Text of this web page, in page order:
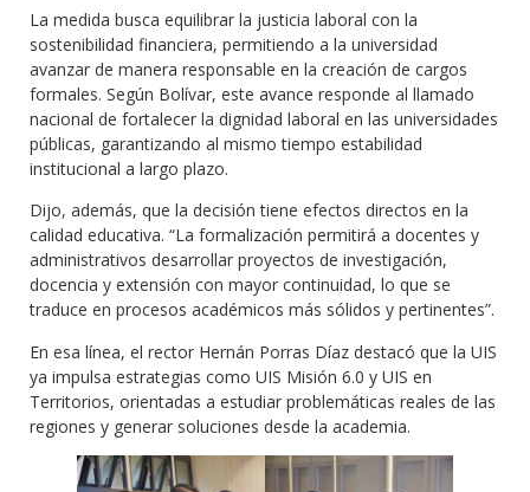
La medida busca equilibrar la justicia laboral con la
sostenibilidad financiera, permitiendo a la universidad
avanzar de manera responsable en la creación de cargos
formales. Según Bolívar, este avance responde al llamado
nacional de fortalecer la dignidad laboral en las universidades
públicas, garantizando al mismo tiempo estabilidad
institucional a largo plazo.
Dijo, además, que la decisión tiene efectos directos en la
calidad educativa. “La formalización permitirá a docentes y
administrativos desarrollar proyectos de investigación,
docencia y extensión con mayor continuidad, lo que se
traduce en procesos académicos más sólidos y pertinentes”.
En esa línea, el rector Hernán Porras Díaz destacó que la UIS
ya impulsa estrategias como UIS Misión 6.0 y UIS en
Territorios, orientadas a estudiar problemáticas reales de las
regiones y generar soluciones desde la academia.